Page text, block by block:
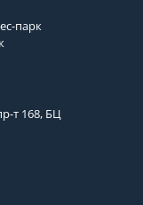
парк
т 168, БЦ